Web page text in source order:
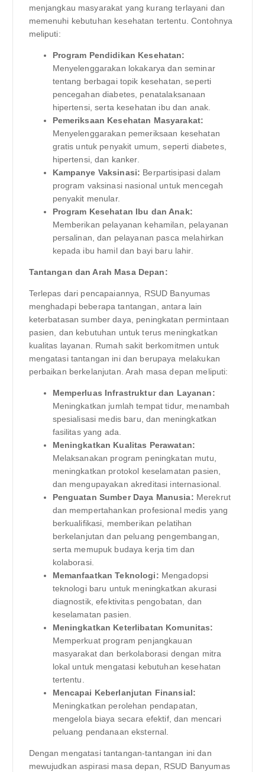
menjangkau masyarakat yang kurang terlayani dan
memenuhi kebutuhan kesehatan tertentu. Contohnya
meliputi:
Program Pendidikan Kesehatan:
Menyelenggarakan lokakarya dan seminar
tentang berbagai topik kesehatan, seperti
pencegahan diabetes, penatalaksanaan
hipertensi, serta kesehatan ibu dan anak.
Pemeriksaan Kesehatan Masyarakat:
Menyelenggarakan pemeriksaan kesehatan
gratis untuk penyakit umum, seperti diabetes,
hipertensi, dan kanker.
Kampanye Vaksinasi: Berpartisipasi dalam
program vaksinasi nasional untuk mencegah
penyakit menular.
Program Kesehatan Ibu dan Anak:
Memberikan pelayanan kehamilan, pelayanan
persalinan, dan pelayanan pasca melahirkan
kepada ibu hamil dan bayi baru lahir.
Tantangan dan Arah Masa Depan:
Terlepas dari pencapaiannya, RSUD Banyumas
menghadapi beberapa tantangan, antara lain
keterbatasan sumber daya, peningkatan permintaan
pasien, dan kebutuhan untuk terus meningkatkan
kualitas layanan. Rumah sakit berkomitmen untuk
mengatasi tantangan ini dan berupaya melakukan
perbaikan berkelanjutan. Arah masa depan meliputi:
Memperluas Infrastruktur dan Layanan:
Meningkatkan jumlah tempat tidur, menambah
spesialisasi medis baru, dan meningkatkan
fasilitas yang ada.
Meningkatkan Kualitas Perawatan:
Melaksanakan program peningkatan mutu,
meningkatkan protokol keselamatan pasien,
dan mengupayakan akreditasi internasional.
Penguatan Sumber Daya Manusia: Merekrut
dan mempertahankan profesional medis yang
berkualifikasi, memberikan pelatihan
berkelanjutan dan peluang pengembangan,
serta memupuk budaya kerja tim dan
kolaborasi.
Memanfaatkan Teknologi: Mengadopsi
teknologi baru untuk meningkatkan akurasi
diagnostik, efektivitas pengobatan, dan
keselamatan pasien.
Meningkatkan Keterlibatan Komunitas:
Memperkuat program penjangkauan
masyarakat dan berkolaborasi dengan mitra
lokal untuk mengatasi kebutuhan kesehatan
tertentu.
Mencapai Keberlanjutan Finansial:
Meningkatkan perolehan pendapatan,
mengelola biaya secara efektif, dan mencari
peluang pendanaan eksternal.
Dengan mengatasi tantangan-tantangan ini dan
mewujudkan aspirasi masa depan, RSUD Banyumas